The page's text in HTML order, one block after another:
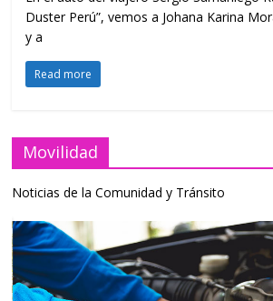
Duster Perú”, vemos a Johana Karina
y a
Read more
Movilidad
Noticias de la Comunidad y Tránsito